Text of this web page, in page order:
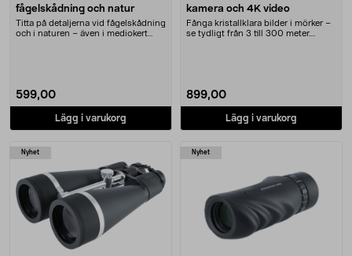
fågelskådning och natur
Titta på detaljerna vid fågelskådning
och i naturen – även i mediokert
599,00
Lägg i varukorg
kamera och 4K video
Fånga kristallklara bilder i mörker –
se tydligt från 3 till 300 meter.
899,00
Lägg i varukorg
Nyhet Nyhet